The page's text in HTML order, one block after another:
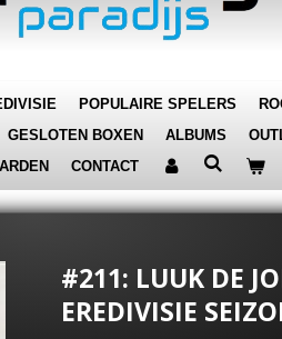
POPULAIRE SPELERS
GESLOTEN BOXEN ALBUMS
CONTACT
#211: LUUK DE
EREDIVISIE